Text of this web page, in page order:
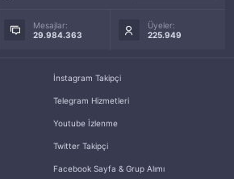
Mesajlar:
29.984.363
Üyeler:
225.949
İnstagram Takipçi
Telegram Hizmetleri
Youtube İzlenme
Twitter Takipçi
Facebook Sayfa & Grup Alımı